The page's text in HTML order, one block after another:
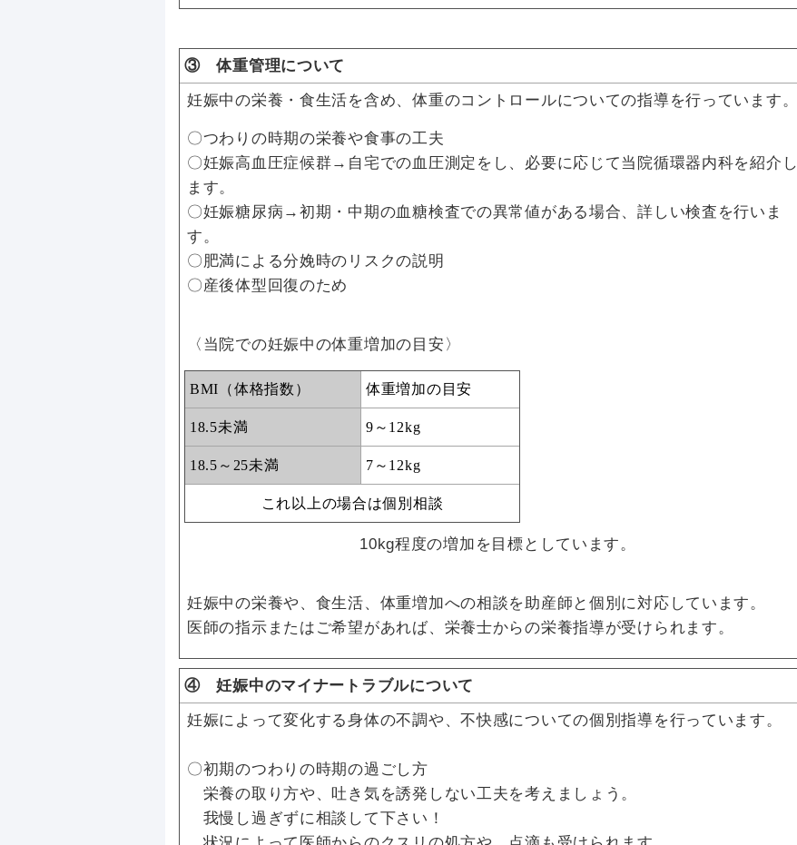
③ 体重管理について
妊娠中の栄養・食生活を含め、体重のコントロールについての指導を行っています。
〇つわりの時期の栄養や食事の工夫
〇妊娠高血圧症候群→自宅での血圧測定をし、必要に応じて当院循環器内科を紹介し
ます。
〇妊娠糖尿病→初期・中期の血糖検査での異常値がある場合、詳しい検査を行いま
す。
〇肥満による分娩時のリスクの説明
〇産後体型回復のため
〈当院での妊娠中の体重増加の目安〉
BMI （体格指数） 体重増加の目安
18.5未満 9～ 12kg
18.5 ～ 25未満 7～ 12kg
これ以上の場合は個別相談
10kg程度の増加を目標としています。
妊娠中の栄養や、食生活、体重増加への相談を助産師と個別に対応しています。
医師の指示またはご希望があれば、栄養士からの栄養指導が受けられます。
④ 妊娠中のマイナートラブルについて
妊娠によって変化する身体の不調や、不快感についての個別指導を行っています。
〇初期のつわりの時期の過ごし方
栄養の取り方や、吐き気を誘発しない工夫を考えましょう。
我慢し過ぎずに相談して下さい！